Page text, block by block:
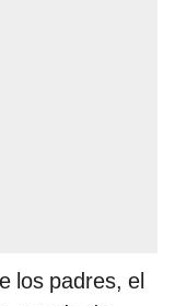
los padres, el